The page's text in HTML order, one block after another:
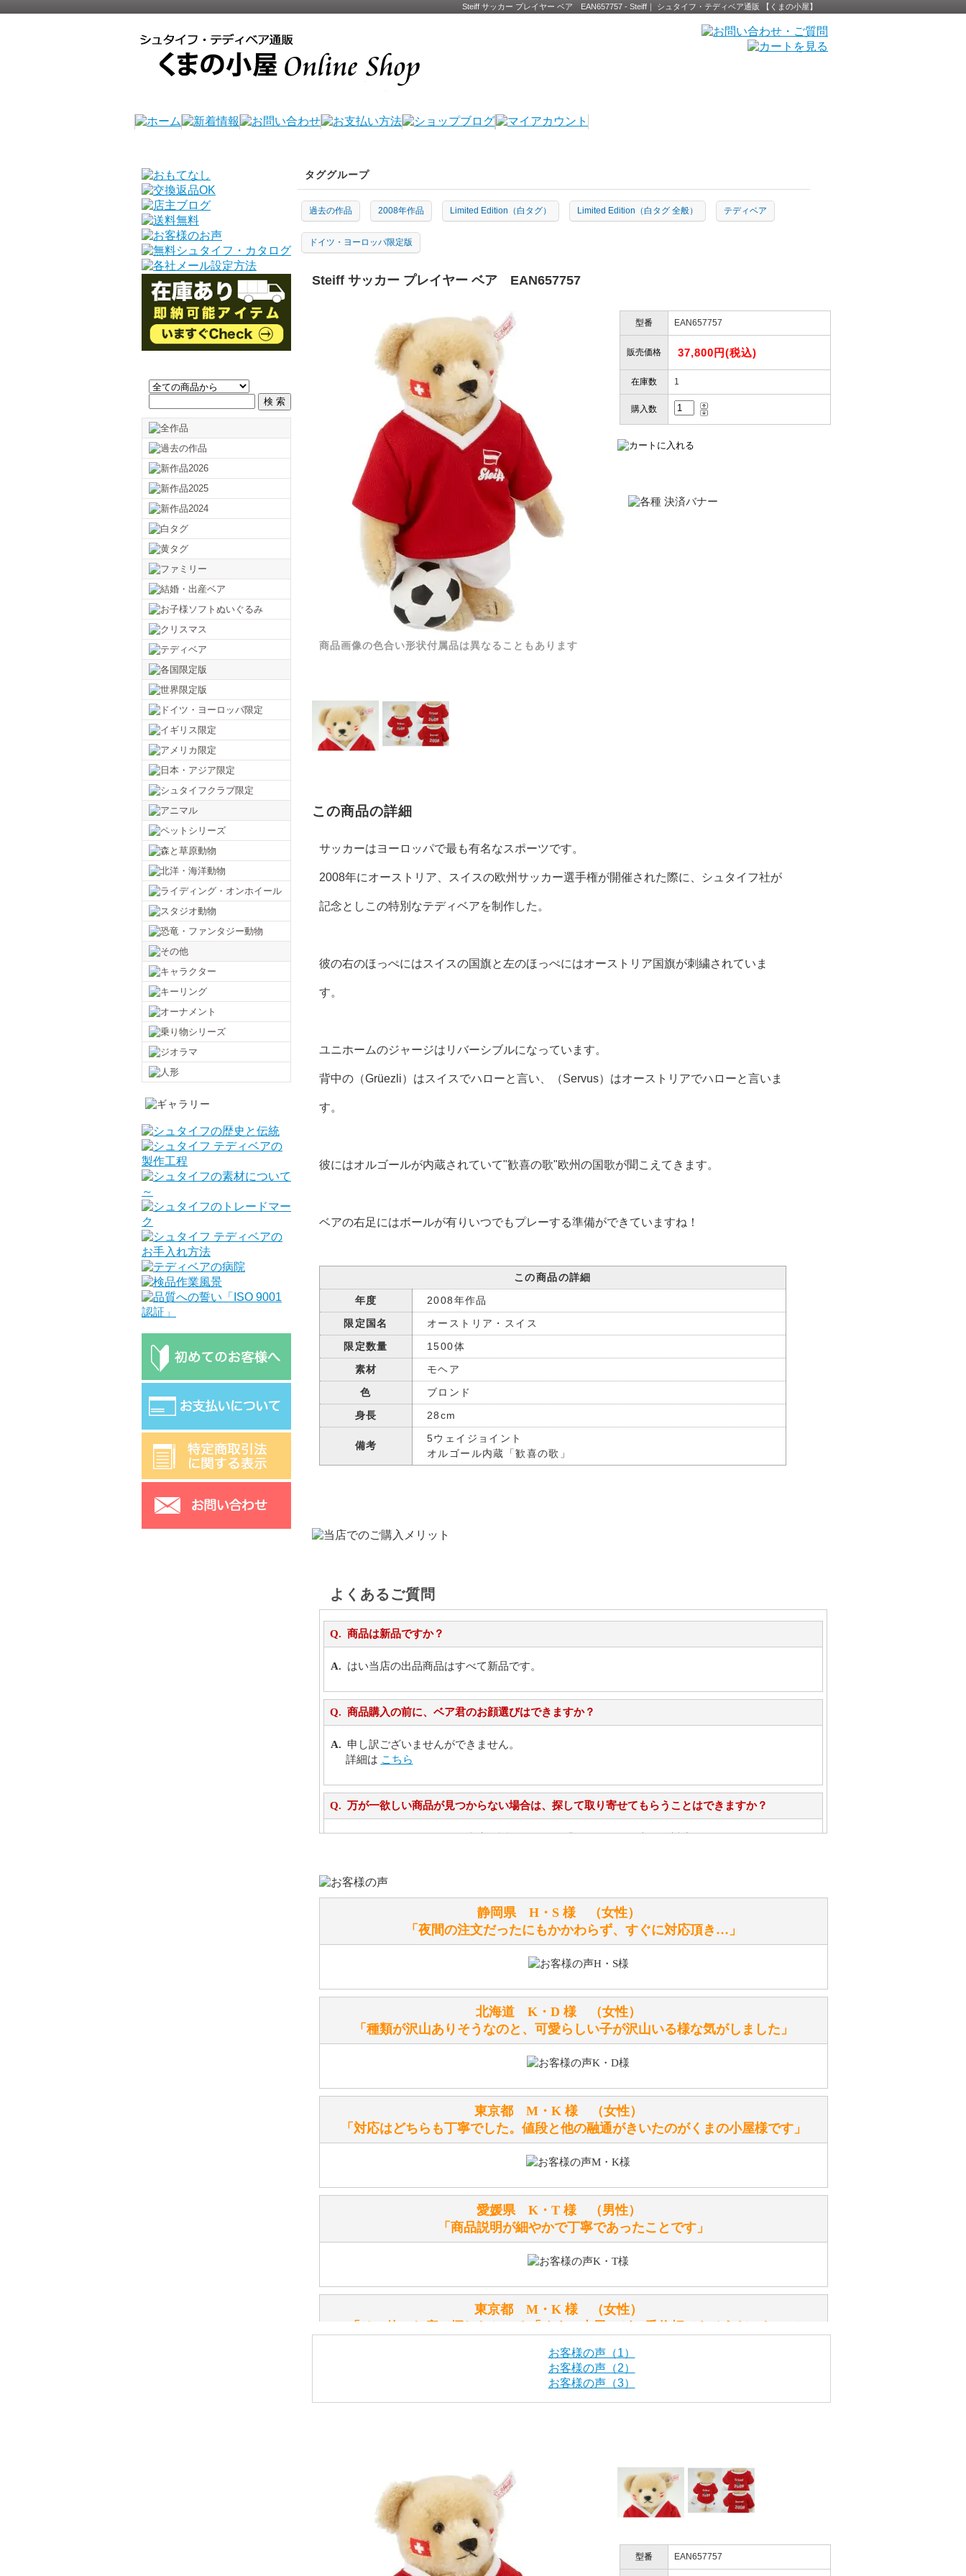
Steiff サッカー プレイヤー ベア EAN657757 - Steiff｜ シュタイフ・テディベア通販 【くまの小屋】
タググループ
過去の作品 2008年作品 Limited Edition（白タグ） Limited Edition（白タグ 全般） テディベア
ドイツ・ヨーロッパ限定版
Steiff サッカー プレイヤー ベア EAN657757
商品画像の色合い形状付属品は異なることもあります
型番 EAN657757
販売価格 37,800円(税込)
在庫数 1
購入数
この商品の詳細
サッカーはヨーロッパで最も有名なスポーツです。
2008年にオーストリア、スイスの欧州サッカー選手権が開催された際に、シュタイフ社が
記念としこの特別なテディベアを制作した。
彼の右のほっぺにはスイスの国旗と左のほっぺにはオーストリア国旗が刺繍されていま
す。
ユニホームのジャージはリバーシブルになっています。
背中の（Grüezli）はスイスでハローと言い、（Servus）はオーストリアでハローと言いま
す。
彼にはオルゴールが内蔵されていて"歓喜の歌"欧州の国歌が聞こえてきます。
ベアの右足にはボールが有りいつでもプレーする準備ができていますね！
この商品の詳細
年度
2008年作品
限定国名
オーストリア・スイス
限定数量
1500体
素材
モヘア
色
ブロンド
身長
28cm
備考
5ウェイジョイント
オルゴール内蔵「歓喜の歌」
よくあるご質問
商品は新品ですか？
はい当店の出品商品はすべて新品です。
商品購入の前に、ベア君のお顔選びはできますか？
申し訳ございませんができません。
詳細は こちら
万が一欲しい商品が見つからない場合は、探して取り寄せてもらうことはできますか？
シュタイフのぬいぐるみは洗濯できますか？ ぬいぐるみのお手入れ方法を教えてください。
洗濯できるのとできないのがあります。
こちらをご覧ください。
シリアルNO付きやクラブ限定などいろいろと意味があります。
詳しくはこちらをご覧ください。
テディベアを横にすると音が鳴ります、なぜでしょうか？
シュタイフのテディベアには、鳴くタイプのテディベアがいます。
お腹の中にグロウラーという部品を内臓しています。
体をねかせたりおこしたりすると「グーグー」と鳴くタイプを『グロウラー』といいます。
テディベアのお腹を押すと「キュッキュッ」と音が鳴ります、なぜでしょうか？
シュタイフのテディベアには、おなかを押すと「キュッキュッ」と音が鳴る『スクエーカー』が
シュタイフ社製品の実物を見ることはできますか？
当店はネット販売ですので実物をお見せすることができません。
商品は直接海外から届くのですか。受取の際、関税などはかかりますか？
商品は全て当店へ入荷させたのち欠品を行いお客様宅へお届けします。
関税はすべて当店にて処理しますのでお客様のご負担は一切ありません。
商品が届くまでにはどのくらいの期間がかかりますか？
静岡県 H・S 様 （女性）
「夜間の注文だったにもかかわらず、すぐに対応頂き…」
北海道 K・D 様 （女性）
「種類が沢山ありそうなのと、可愛らしい子が沢山いる様な気がしました」
東京都 M・K 様 （女性）
「対応はどちらも丁寧でした。値段と他の融通がきいたのがくまの小屋様です」
愛媛県 K・T 様 （男性）
「商品説明が細やかで丁寧であったことです」
東京都 M・K 様 （女性）
千葉県 U・Y 様 （女性）
「ChatGPTを利用したところ「くまの小屋」さんを紹介され…」
お客様の声（1）
お客様の声（2）
お客様の声（3）
型番 EAN657757